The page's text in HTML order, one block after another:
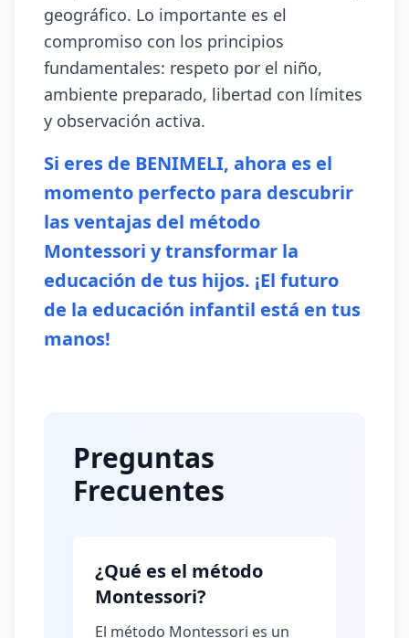
geográfico. Lo importante es el
compromiso con los principios
fundamentales: respeto por el niño,
ambiente preparado, libertad con límites
y observación activa.
Si eres de BENIMELI, ahora es el
momento perfecto para descubrir
las ventajas del método
Montessori y transformar la
educación de tus hijos. ¡El futuro
de la educación infantil está en tus
manos!
Preguntas
Frecuentes
¿Qué es el método
Montessori?
El método Montessori es un